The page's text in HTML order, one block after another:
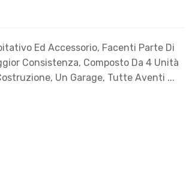
Ed Accessorio, Facenti Parte Di
Consistenza, Composto Da 4 Unità
Un Garage, Tutte Aventi ...